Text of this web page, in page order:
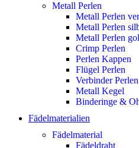
Metall Perlen
Metall Perlen
Metall Perlen
Metall Perlen
Crimp Perlen
Perlen Kappen
Flügel Perlen
Verbinder Perlen
Metall Kegel
Binderinge &
Fädelmaterialien
Fädelmaterial
Fädeldraht